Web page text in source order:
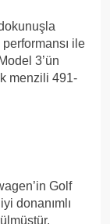
ile
3’ün
menzili 491-
Golf
donanımlı